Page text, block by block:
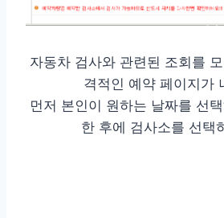
자동차 검사와 관련된 조회를
격적인 예약 페이지가
먼저 본인이 원하는 날짜를 선
한 후에 검사소를 선택